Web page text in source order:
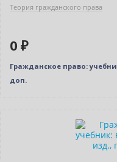
Теория гражданского права
0 ₽
Гражданское право:
доп.